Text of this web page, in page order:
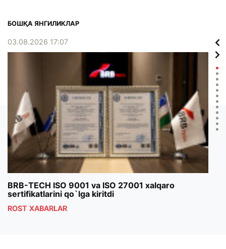
БОШҚА ЯНГИЛИКЛАР
03.08.2026 17:07
BRB-TECH ISO 9001 va ISO 27001 xalqaro
sertifikatlarini qo`lga kiritdi
ROST XABARLAR